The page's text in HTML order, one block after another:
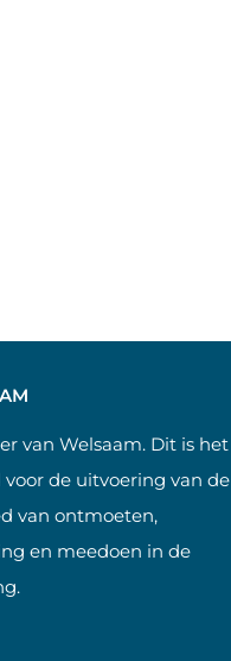
van Welsaam. Dit is het
de uitvoering van de
van ontmoeten,
en meedoen in de